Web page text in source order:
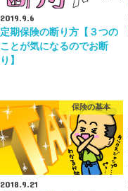
2019.9.6
定期保険の断り方【３つの
ことが気になるのでお断
り】
保険の基本
2018.9.21